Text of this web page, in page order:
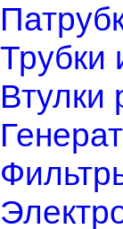
Трубки
Втулки